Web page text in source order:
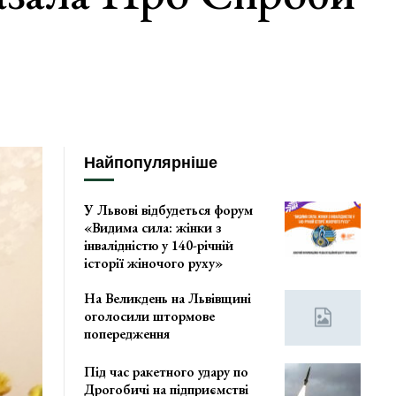
Найпопулярніше
У Львові відбудеться форум
«Видима сила: жінки з
інвалідністю у 140-річній
історії жіночого руху»
На Великдень на Львівщині
оголосили штормове
попередження
Під час ракетного удару по
Дрогобичі на підприємстві